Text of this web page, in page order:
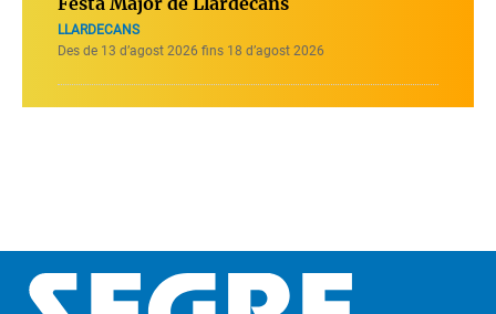
LLARDECANS
Des de 13 d’agost 2026 fins 18 d’agost 2026